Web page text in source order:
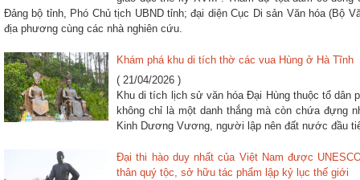
Đảng bộ tỉnh, Phó Chủ tịch UBND tỉnh; đại diện Cục Di sản Văn hóa (Bộ
địa phương cùng các nhà nghiên cứu.
Khám phá khu di tích thờ các vua Hùng ở Hà Tĩnh
( 21/04/2026 )
Khu di tích lịch sử văn hóa Đại Hùng thuộc tổ dân
không chỉ là một danh thắng mà còn chứa đựng
Kinh Dương Vương, người lập nên đất nước đầu
Đại thi hào duy nhất của Việt Nam được
thân quý tộc, sở hữu tác phẩm lập kỷ lục thế giới